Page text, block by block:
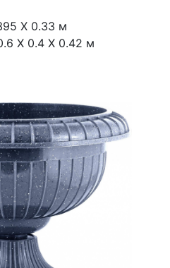
X 0.33 м
X 0.4 X 0.42 м